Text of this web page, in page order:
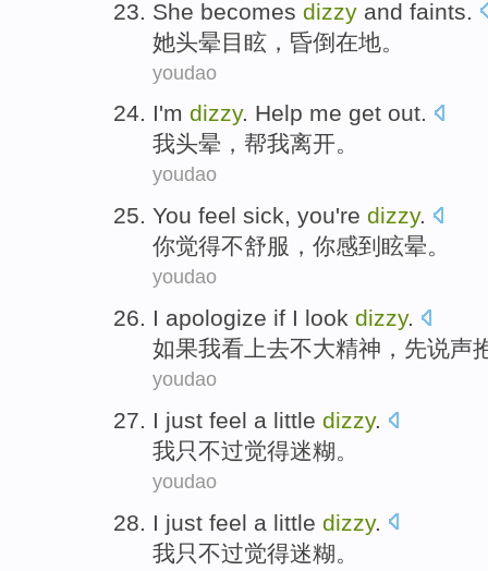
She becomes dizzy and faints
她头晕目眩， 昏倒在地。
youdao
I'm dizzy. Help me get out.
我头晕 ， 帮我离开。
youdao
You feel sick, you're dizzy.
你觉得不舒服 ，你感到 眩晕。
youdao
I apologize if I look dizzy.
如果我看上去不大精神，先说声
youdao
I just feel a little dizzy.
我只不过觉得迷糊。
youdao
I just feel a little dizzy.
我只不过觉得迷糊 。